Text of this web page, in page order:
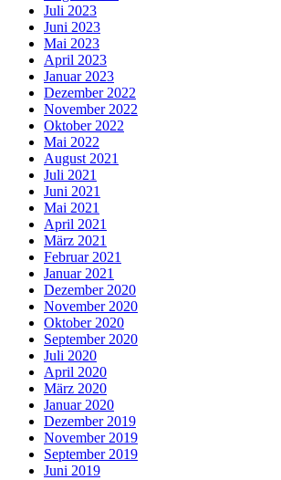
Juli 2023
Juni 2023
Mai 2023
April 2023
Januar 2023
Dezember 2022
November 2022
Oktober 2022
Mai 2022
August 2021
Juli 2021
Juni 2021
Mai 2021
April 2021
März 2021
Februar 2021
Januar 2021
Dezember 2020
November 2020
Oktober 2020
September 2020
Juli 2020
April 2020
März 2020
Januar 2020
Dezember 2019
November 2019
September 2019
Juni 2019